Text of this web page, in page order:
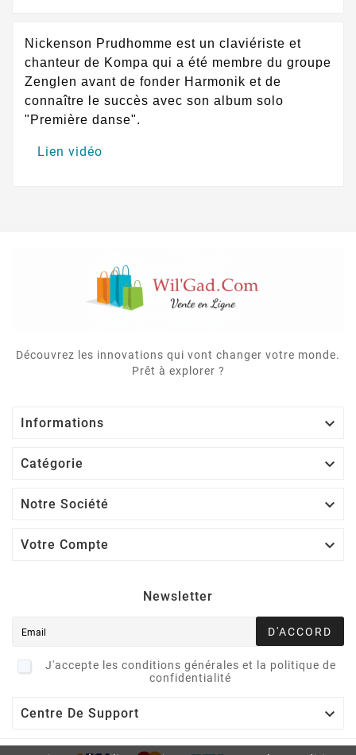
Nickenson Prudhomme est un claviériste et
chanteur de Kompa qui a été membre du groupe
Zenglen avant de fonder Harmonik et de
connaître le succès avec son album solo
"Première danse".
Lien vidéo
Découvrez les innovations qui vont changer votre monde.
Prêt à explorer ?
Informations 
Catégorie 
Notre Société 
Votre Compte 
Newsletter
D'ACCORD
J'accepte les conditions générales et la politique de
confidentialité
Centre De Support 